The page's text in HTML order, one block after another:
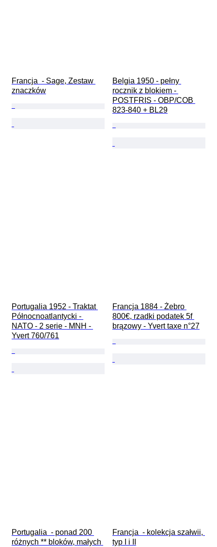
Francja  - Sage, Zestaw
znaczków
Belgia 1950 - pełny
rocznik z blokiem -
POSTFRIS - OBP/COB
823-840 + BL29
Portugalia 1952 - Traktat
Północnoatlantycki -
NATO - 2 serie - MNH -
Yvert 760/761
Francja 1884 - Żebro
800€, rzadki podatek 5f
brązowy - Yvert taxe n°27
Portugalia  - ponad 200
różnych ** bloków, małych
Francja  - kolekcja szałwii,
typ I i II